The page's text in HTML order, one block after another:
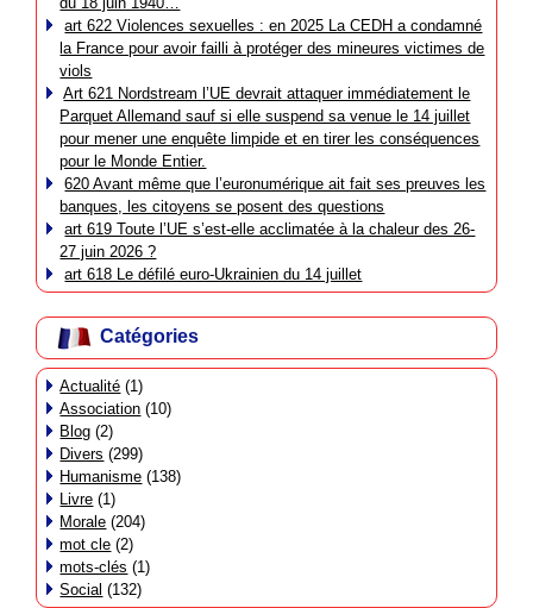
art 622 Violences sexuelles : en 2025 La CEDH a condamné
la France pour avoir failli à protéger des mineures victimes de
viols
Art 621 Nordstream l’UE devrait attaquer immédiatement le
Parquet Allemand sauf si elle suspend sa venue le 14 juillet
pour mener une enquête limpide et en tirer les conséquences
pour le Monde Entier.
620 Avant même que l’euronumérique ait fait ses preuves les
banques, les citoyens se posent des questions
art 619 Toute l’UE s’est-elle acclimatée à la chaleur des 26-
27 juin 2026 ?
art 618 Le défilé euro-Ukrainien du 14 juillet
Catégories
Actualité (1)
Association (10)
Blog (2)
Divers (299)
Humanisme (138)
Livre (1)
Morale (204)
mot cle (2)
mots-clés (1)
Social (132)